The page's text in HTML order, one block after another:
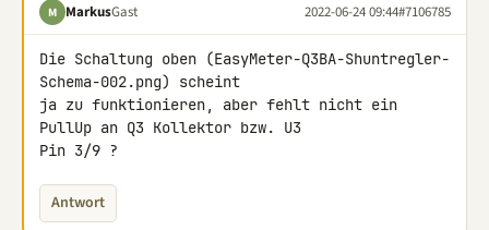
M MarkusGast 2022-06-24 09:44#7106785
Die Schaltung oben (EasyMeter-Q3BA-Shuntregler-
Schema-002.png) scheint
ja zu funktionieren, aber fehlt nicht ein
PullUp an Q3 Kollektor bzw. U3
Pin 3/9 ?
Antwort